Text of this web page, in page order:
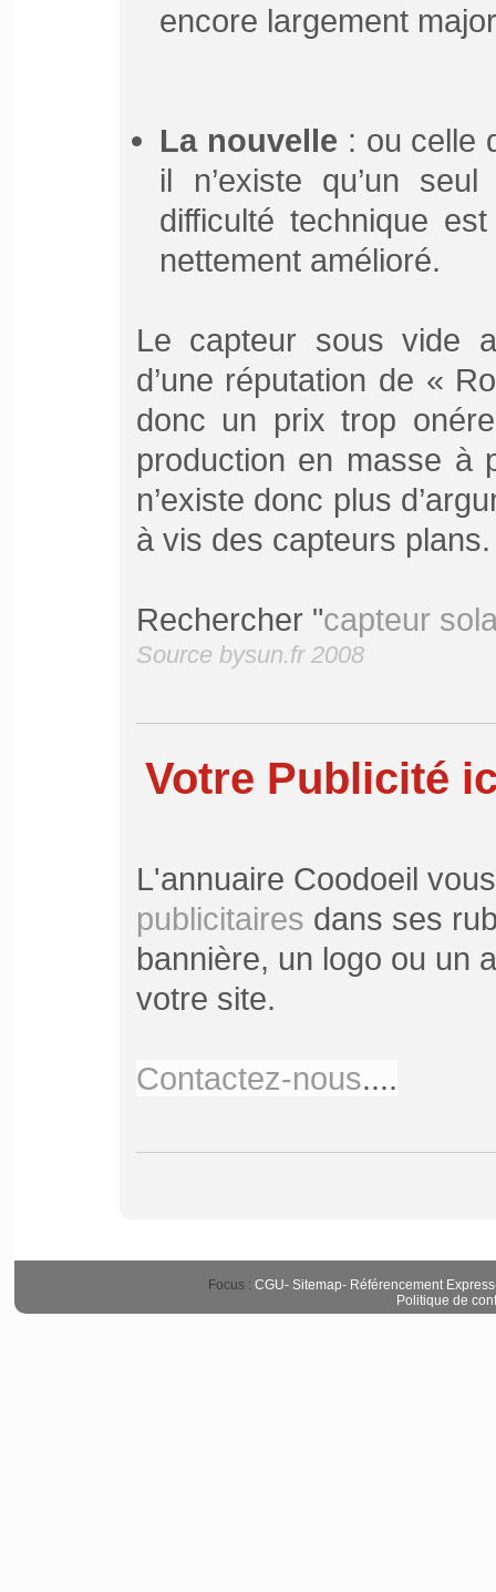
encore largement
La nouvelle : ou celle
il n’existe qu’un
difficulté technique
nettement amélioré.
Le capteur sous vide
d’une réputation de «
donc un prix trop
production en masse à
n’existe donc plus
à vis des capteurs plans.
Rechercher "capteur
Source bysun.fr 2008
Votre Publicité
L'annuaire Coodoeil
publicitaires dans ses
bannière, un logo ou un
votre site.
Contactez-nous....
Focus : CGU- Sitemap- Référencement Express
Politique de